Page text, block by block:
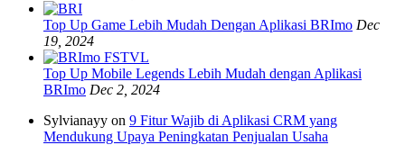
Top Up Game Lebih Mudah Dengan Aplikasi BRImo Dec
19, 2024
Top Up Mobile Legends Lebih Mudah dengan Aplikasi
BRImo Dec 2, 2024
Sylvianayy on 9 Fitur Wajib di Aplikasi CRM yang
Mendukung Upaya Peningkatan Penjualan Usaha